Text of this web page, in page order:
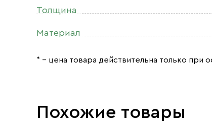
Толщина
Материал
* – цена товара действительна только при
Похожие товары